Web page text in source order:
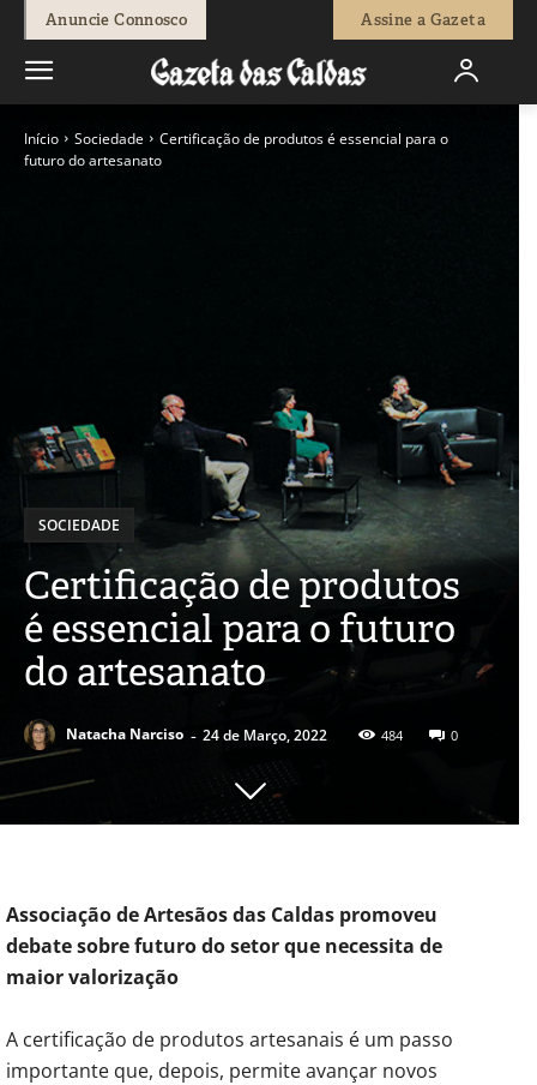
Anuncie Connosco Assine a Gazeta
Início Sociedade
Certificação de produtos é essencial para o
futuro do artesanato
SOCIEDADE
Certificação de produtos
é essencial para o futuro
do artesanato
Natacha Narciso - 24 de Março, 2022 484 0
Associação de Artesãos das Caldas promoveu
debate sobre futuro do setor que necessita de
maior valorização
A certificação de produtos artesanais é um passo
importante que, depois, permite avançar novos